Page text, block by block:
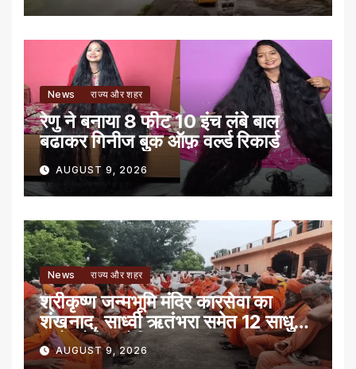
News राज्य और शहर
रेणु ने बनाया 8 फीट 10 इंच लंबे बाल
बढाकर गिनीज बुक ऑफ़ वर्ल्ड रिकार्ड
AUGUST 9, 2026
News राज्य और शहर
श्रीकृष्ण जन्मभूमि मंदिर कारसेवा का
शंखनाद, साध्वी ऋतंभरा समेत 12 साधु-
संतों को रेड नोटिस
AUGUST 9, 2026